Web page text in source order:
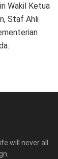
Wakil Ketua
Staf Ahli
will never all